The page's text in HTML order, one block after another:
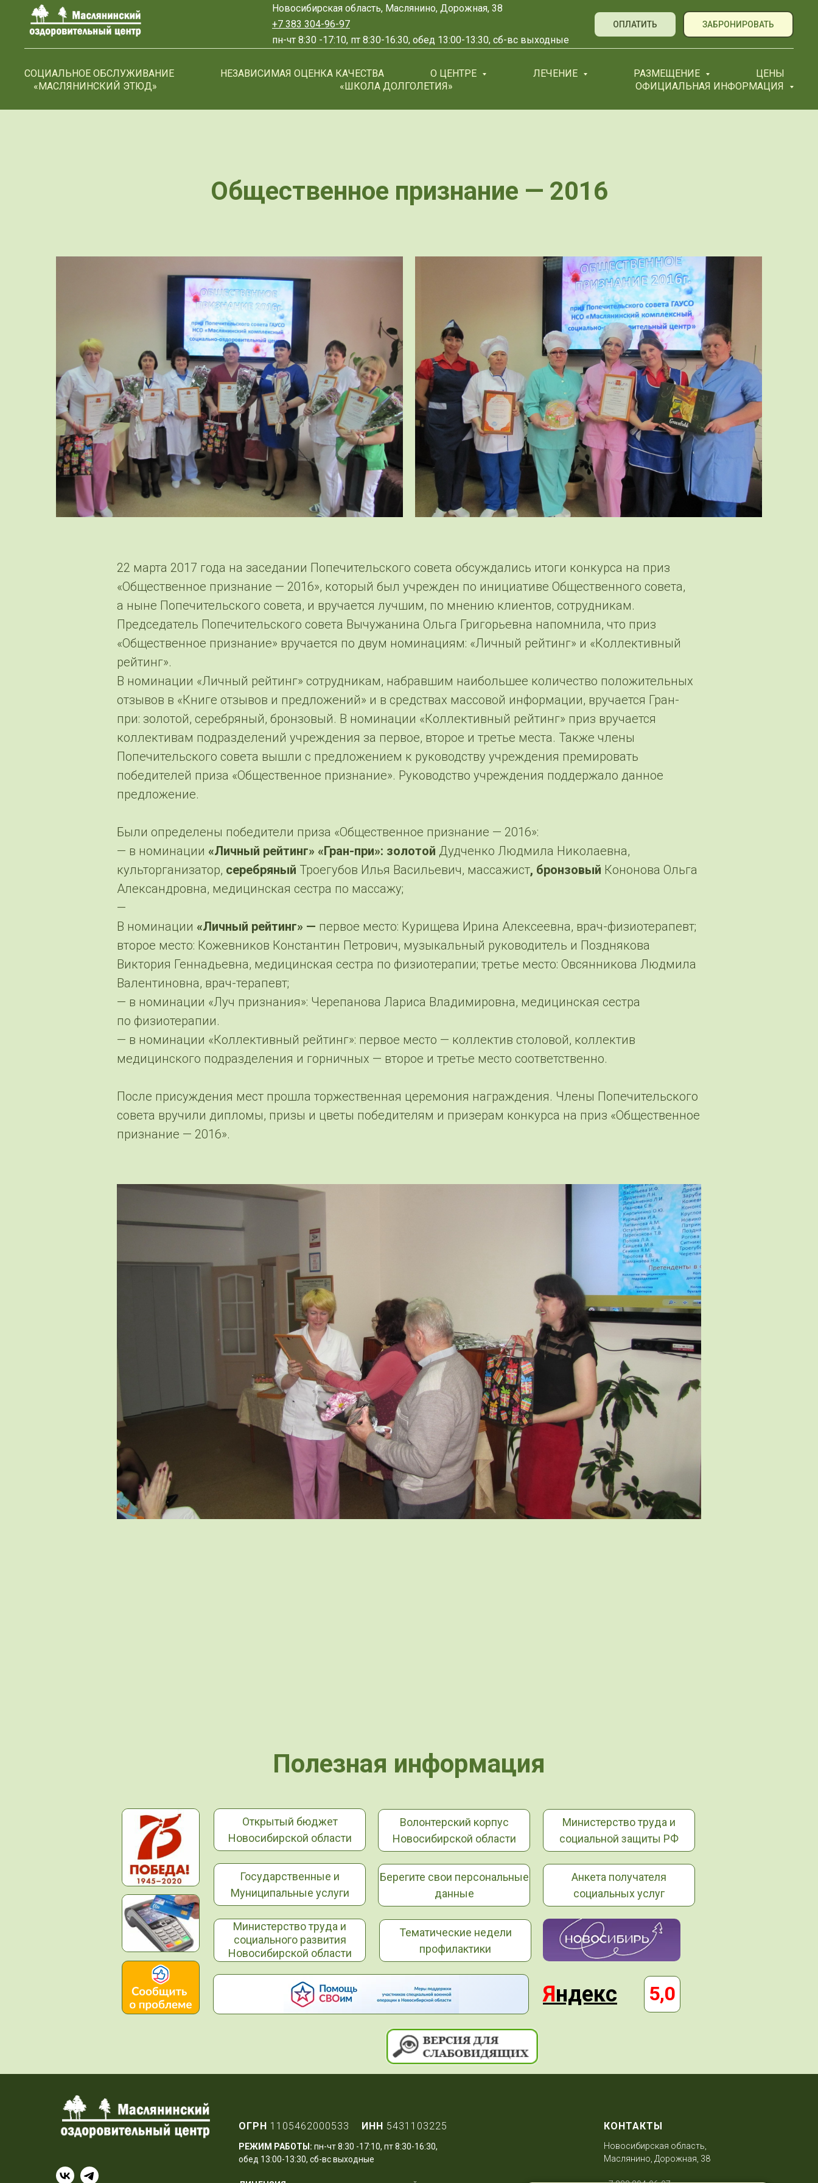
Новосибирская область, Маслянино, Дорожная, 38
+7 383 304-96-97
пн-чт 8:30 -17:10, пт 8:30-16:30, обед 13:00-13:30, сб-вс выходные
ОПЛАТИТЬ ЗАБРОНИРОВАТЬ
СОЦИАЛЬНОЕ ОБСЛУЖИВАНИЕ НЕЗАВИСИМАЯ ОЦЕНКА КАЧЕСТВА О ЦЕНТРЕ ЛЕЧЕНИЕ РАЗМЕЩЕНИЕ
ЦЕНЫ
«МАСЛЯНИНСКИЙ ЭТЮД»
«ШКОЛА ДОЛГОЛЕТИЯ» ОФИЦИАЛЬНАЯ ИНФОРМАЦИЯ
Общественное признание — 2016
22 марта 2017 года на заседании Попечительского совета обсуждались итоги конкурса на приз
«Общественное признание — 2016», который был учрежден по инициативе Общественного совета,
а ныне Попечительского совета, и вручается лучшим, по мнению клиентов, сотрудникам.
Председатель Попечительского совета Вычужанина Ольга Григорьевна напомнила, что приз
«Общественное признание» вручается по двум номинациям: «Личный рейтинг» и «Коллективный
рейтинг».
В номинации «Личный рейтинг» сотрудникам, набравшим наибольшее количество положительных
отзывов в «Книге отзывов и предложений» и в средствах массовой информации, вручается Гран-
при: золотой, серебряный, бронзовый. В номинации «Коллективный рейтинг» приз вручается
коллективам подразделений учреждения за первое, второе и третье места. Также члены
Попечительского совета вышли с предложением к руководству учреждения премировать
победителей приза «Общественное признание». Руководство учреждения поддержало данное
предложение.
Были определены победители приза «Общественное признание — 2016»:
— в номинации «Личный рейтинг» «Гран-при»: золотой Дудченко Людмила Николаевна,
культорганизатор, серебряный Троегубов Илья Васильевич, массажист, бронзовый Кононова Ольга
Александровна, медицинская сестра по массажу;
—
В номинации «Личный рейтинг» — первое место: Курищева Ирина Алексеевна, врач-физиотерапевт;
второе место: Кожевников Константин Петрович, музыкальный руководитель и Позднякова
Виктория Геннадьевна, медицинская сестра по физиотерапии; третье место: Овсянникова Людмила
Валентиновна, врач-терапевт;
— в номинации «Луч признания»: Черепанова Лариса Владимировна, медицинская сестра
по физиотерапии.
— в номинации «Коллективный рейтинг»: первое место — коллектив столовой, коллектив
медицинского подразделения и горничных — второе и третье место соответственно.
После присуждения мест прошла торжественная церемония награждения. Члены Попечительского
совета вручили дипломы, призы и цветы победителям и призерам конкурса на приз «Общественное
признание — 2016».
Полезная информация
Открытый бюджет
Новосибирской области
Волонтерский корпус
Новосибирской области
Государственные и
Муниципальные услуги
Берегите свои персональные
данные
Анкета получателя
социальных услуг
Министерство труда и
социального развития
Новосибирской области
Министерство труда и
социальной защиты РФ
5,0
Яндекс
Тематические недели
профилактики
ОГРН 1105462000533
РЕЖИМ РАБОТЫ: пн-чт 8:30 -17:10, пт 8:30-16:30,
обед 13:00-13:30, сб-вс выходные
ИНН 5431103225 КОНТАКТЫ
Новосибирская область,
Маслянино, Дорожная, 38